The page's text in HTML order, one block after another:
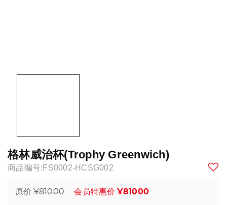
格林威治杯(Trophy Greenwich)
商品编号:FS0002-HCSG002
原价 ¥81000 会员特惠价 ¥81000